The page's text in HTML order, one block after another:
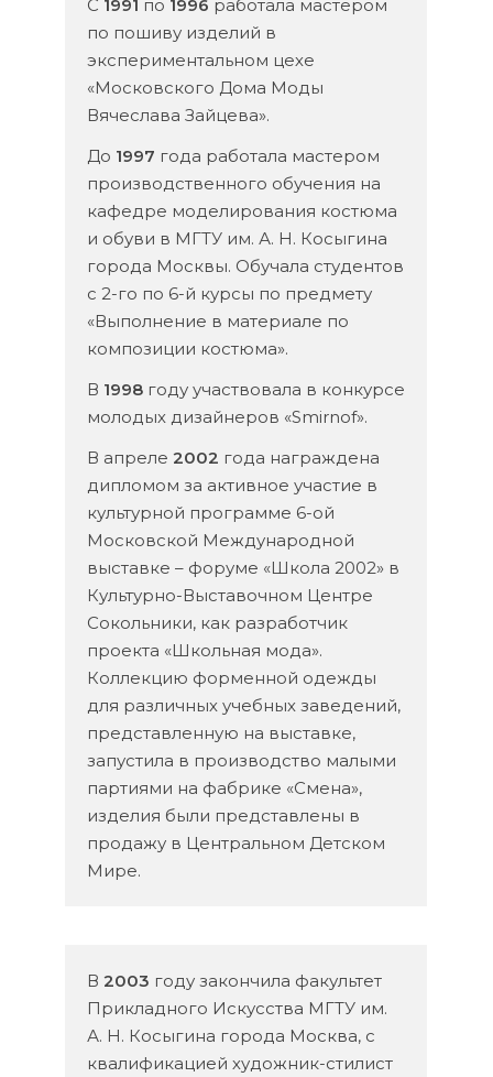
С 1991 по 1996 работала мастером
по пошиву изделий в
экспериментальном цехе
«Московского Дома Моды
Вячеслава Зайцева».
До 1997 года работала мастером
производственного обучения на
кафедре моделирования костюма
и обуви в МГТУ им. А. Н. Косыгина
города Москвы. Обучала студентов
с 2-го по 6-й курсы по предмету
«Выполнение в материале по
композиции костюма».
В 1998 году участвовала в конкурсе
молодых дизайнеров «Smirnof».
В апреле 2002 года награждена
дипломом за активное участие в
культурной программе 6-ой
Московской Международной
выставке – форуме «Школа 2002» в
Культурно-Выставочном Центре
Сокольники, как разработчик
проекта «Школьная мода».
Коллекцию форменной одежды
для различных учебных заведений,
представленную на выставке,
запустила в производство малыми
партиями на фабрике «Смена»,
изделия были представлены в
продажу в Центральном Детском
Мире.
В 2003 году закончила факультет
Прикладного Искусства МГТУ им.
А. Н. Косыгина города Москва, с
квалификацией художник-стилист